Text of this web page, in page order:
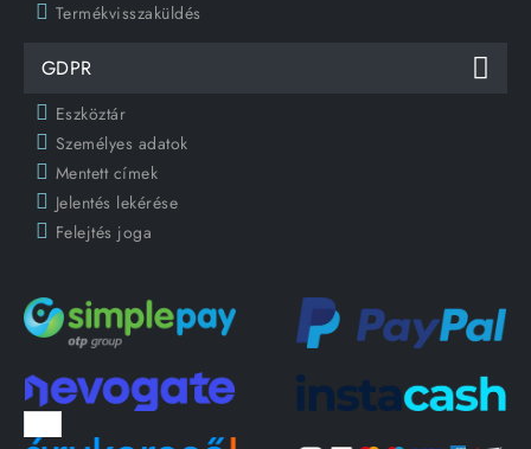
Termékvisszaküldés
GDPR
Eszköztár
Személyes adatok
Mentett címek
Jelentés lekérése
Felejtés joga